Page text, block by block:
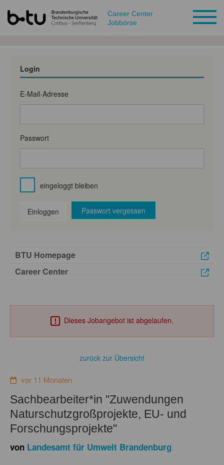
Career Center
Jobbörse
Login
E-Mail-Adresse
Passwort
eingeloggt bleiben
Einloggen Passwort vergessen
BTU Homepage
Career Center
Dieses Jobangebot ist abgelaufen.
zurück zur Übersicht
vor 11 Monaten
Sachbearbeiter*in "Zuwendungen
Naturschutzgroßprojekte, EU- und
Forschungsprojekte"
von Landesamt für Umwelt Brandenburg